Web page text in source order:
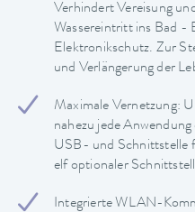
Verhindert Vereisung
Wassereintritt ins Bad -
Elektronikschutz. Zur
und Verlängerung der
Maximale Vernetzung:
nahezu jede
USB- und Schnittstelle
elf optionaler
Integrierte WLAN-